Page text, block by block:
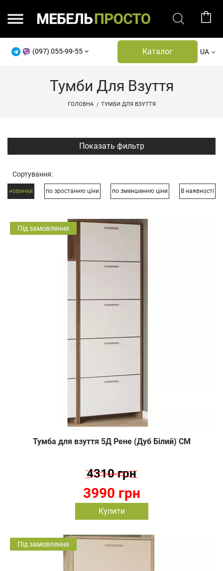
(097) 055-99-55 Каталог UA
Тумби Для Взуття
ГОЛОВНА ТУМБИ ДЛЯ ВЗУТТЯ
Сортування:
новинки по зростанню ціни по зменшенню ціни В наявності
Під замовлення
Тумба для взуття 5Д Рене (Дуб Білий) СМ
3990 грн
4310 грн
Купити
Під замовлення
Показать фильтр